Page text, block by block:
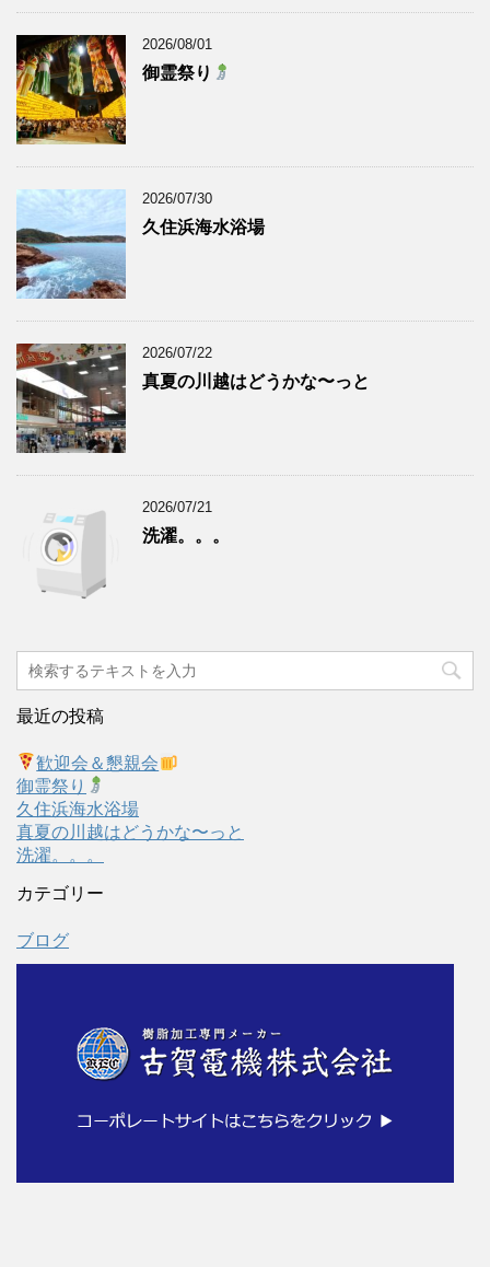
2026/08/01
御霊祭り
2026/07/30
久住浜海水浴場
2026/07/22
真夏の川越はどうかな〜っと
2026/07/21
洗濯。。。
最近の投稿
歓迎会＆懇親会
御霊祭り
久住浜海水浴場
真夏の川越はどうかな〜っと
洗濯。。。
カテゴリー
ブログ